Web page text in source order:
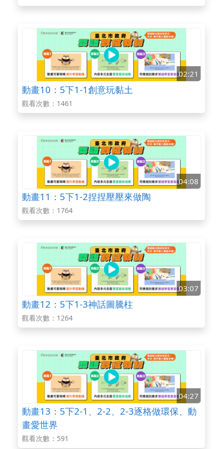
02:21
動畫10：5下1-1創意玩黏土
觀看次數：1461
04:08
動畫11：5下1-2捏捏壓壓來做陶
觀看次數：1764
03:07
動畫12：5下1-3神話圖騰柱
觀看次數：1264
04:27
動畫13：5下2-1、2-2、2-3逐格做環保、動
畫愛世界
觀看次數：591